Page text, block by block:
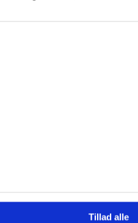
Tillad alle